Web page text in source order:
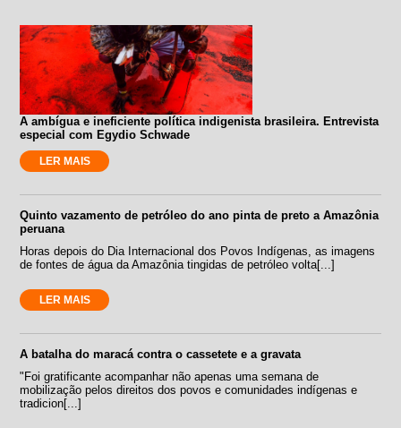
A ambígua e ineficiente política indigenista brasileira. Entrevista
especial com Egydio Schwade
LER MAIS
Quinto vazamento de petróleo do ano pinta de preto a Amazônia
peruana
Horas depois do Dia Internacional dos Povos Indígenas, as imagens
de fontes de água da Amazônia tingidas de petróleo volta[...]
LER MAIS
A batalha do maracá contra o cassetete e a gravata
"Foi gratificante acompanhar não apenas uma semana de
mobilização pelos direitos dos povos e comunidades indígenas e
tradicion[...]